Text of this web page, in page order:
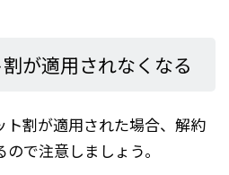
が適用されなくなる
ト割が適用された場合、解約
で注意しましょう。